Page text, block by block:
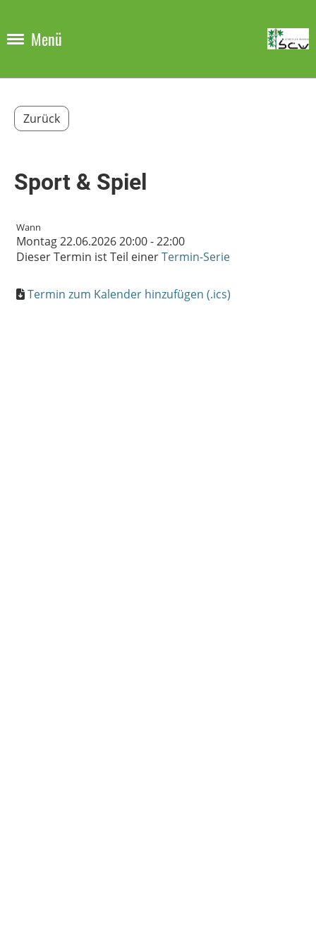
Menü
Zurück
Sport & Spiel
Wann
Montag 22.06.2026 20:00 - 22:00
Dieser Termin ist Teil einerTermin-Serie
Termin zum Kalender hinzufügen (.ics)